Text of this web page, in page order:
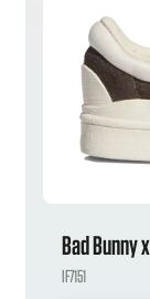
Bad Bunny
IF7151